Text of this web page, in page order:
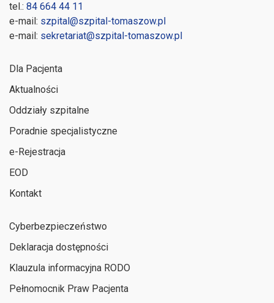
tel.: 84 664 44 11
e-mail: szpital@szpital-tomaszow.pl
e-mail: sekretariat@szpital-tomaszow.pl
Dla Pacjenta
Aktualności
Oddziały szpitalne
Poradnie specjalistyczne
e-Rejestracja
EOD
Kontakt
Cyberbezpieczeństwo
Deklaracja dostępności
Klauzula informacyjna RODO
Pełnomocnik Praw Pacjenta